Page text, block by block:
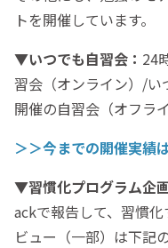
トを開催しています。
▼いつでも自習会： 24
習会（オンライン）/い
開催の自習会（オフライ
＞＞今までの開催実績
▼習慣化プログラム企
ackで報告して、習慣
ビュー（一部）は下記